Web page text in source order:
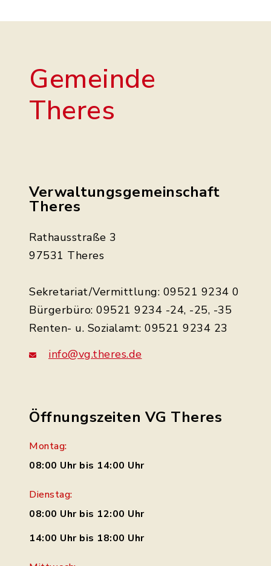
Gemeinde
Theres
Verwaltungsgemeinschaft
Theres
Rathausstraße 3
97531 Theres
Sekretariat/Vermittlung: 09521 9234 0
Bürgerbüro: 09521 9234 -24, -25, -35
Renten- u. Sozialamt: 09521 9234 23
info@vg.theres.de
Öffnungszeiten VG Theres
Montag:
08:00 Uhr bis 14:00 Uhr
Dienstag:
08:00 Uhr bis 12:00 Uhr
14:00 Uhr bis 18:00 Uhr